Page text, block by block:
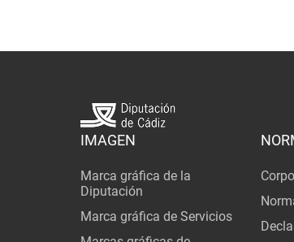
IMAGEN
Marca gráfica de la
Diputación
Marca gráfica de Servicios